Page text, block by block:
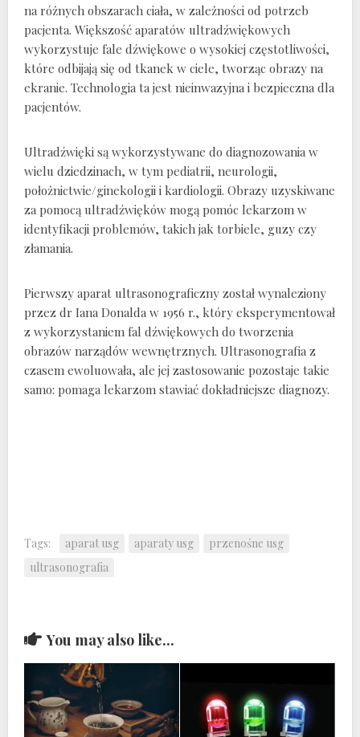
na różnych obszarach ciała, w zależności od potrzeb
pacjenta. Większość aparatów ultradźwiękowych
wykorzystuje fale dźwiękowe o wysokiej częstotliwości,
które odbijają się od tkanek w ciele, tworząc obrazy na
ekranie. Technologia ta jest nieinwazyjna i bezpieczna dla
pacjentów.
Ultradźwięki są wykorzystywane do diagnozowania w
wielu dziedzinach, w tym pediatrii, neurologii,
położnictwie/ginekologii i kardiologii. Obrazy uzyskiwane
za pomocą ultradźwięków mogą pomóc lekarzom w
identyfikacji problemów, takich jak torbiele, guzy czy
złamania.
Pierwszy aparat ultrasonograficzny został wynaleziony
przez dr Iana Donalda w 1956 r., który eksperymentował
z wykorzystaniem fal dźwiękowych do tworzenia
obrazów narządów wewnętrznych. Ultrasonografia z
czasem ewoluowała, ale jej zastosowanie pozostaje takie
samo: pomaga lekarzom stawiać dokładniejsze diagnozy.
Tags: aparat usg aparaty usg
przenośne usg
ultrasonografia
You may also like...